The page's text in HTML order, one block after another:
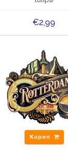
€2,99
Kopen